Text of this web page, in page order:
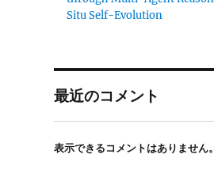
Situ Self-Evolution
最近のコメント
表示できるコメントはありません。